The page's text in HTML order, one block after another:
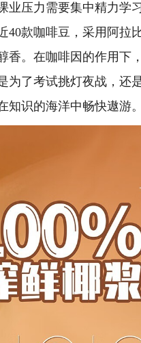
力需要集中精力学
40款咖啡豆，采用阿拉
香。在咖啡因的作用下
为了考试挑灯夜战，还
识的海洋中畅快遨游。